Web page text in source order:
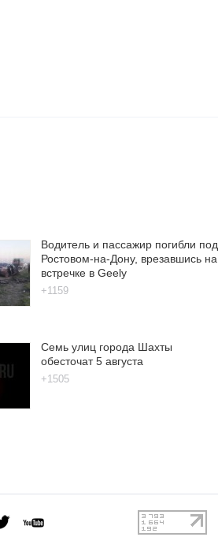
Водитель и пассажир погибли под
Ростовом-на-Дону, врезавшись на
встречке в Geely
+1159
Семь улиц города Шахты
обесточат 5 августа
+1505